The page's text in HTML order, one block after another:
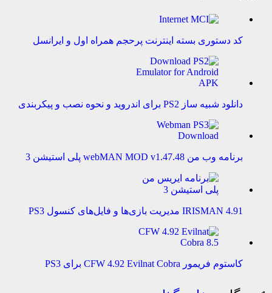
کد دستوری بسته اینترنت پرحجم همراه اول و ایرانسل
دانلود شبیه ساز PS2 برای اندروید و نحوه نصب و پیکربندی
برنامه وب من webMAN MOD v1.47.48 پلی استیشن 3
IRISMAN 4.91 مدیریت بازی‌ها و فایل‌های کنسول PS3
کاستوم فریمور CFW 4.92 Evilnat Cobra برای PS3